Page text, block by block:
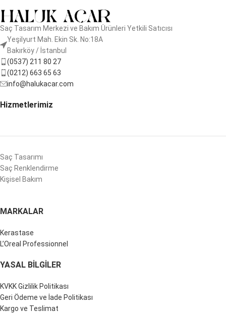
Saç Tasarım Merkezi ve Bakım Ürünleri Yetkili Satıcısı
Yeşilyurt Mah. Ekin Sk. No:18A
Bakırköy / İstanbul
(0537) 211 80 27
(0212) 663 65 63
info@halukacar.com
Hizmetlerimiz
Saç Tasarımı
Saç Renklendirme
Kişisel Bakım
MARKALAR
Kerastase
L’Oreal Professionnel
YASAL BILGILER
KVKK Gizlilik Politikası
Geri Ödeme ve İade Politikası
Kargo ve Teslimat